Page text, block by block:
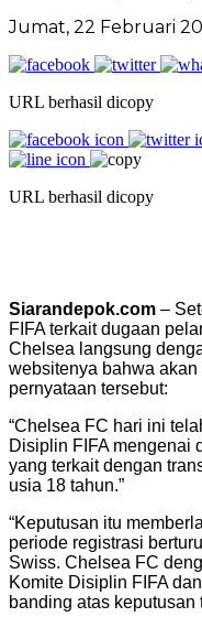
Jumat, 22 Februari
URL berhasil dicopy
URL berhasil dicopy
Siarandepok.com –
FIFA terkait dugaan
Chelsea langsung
websitenya bahwa
pernyataan tersebut:
“Chelsea FC hari ini
Disiplin FIFA mengenai
yang terkait dengan
usia 18 tahun.”
“Keputusan itu
periode registrasi
Swiss. Chelsea FC
Komite Disiplin FIFA
banding atas keputusan